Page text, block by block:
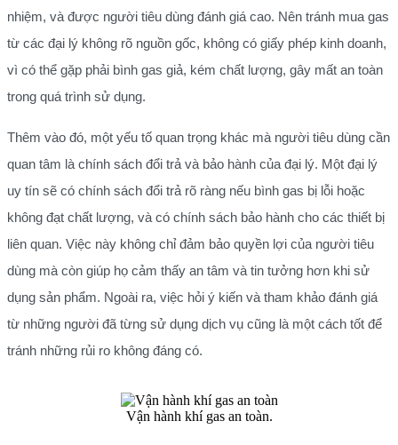
nhiệm, và được người tiêu dùng đánh giá cao. Nên tránh mua gas
từ các đại lý không rõ nguồn gốc, không có giấy phép kinh doanh,
vì có thể gặp phải bình gas giả, kém chất lượng, gây mất an toàn
trong quá trình sử dụng.
Thêm vào đó, một yếu tố quan trọng khác mà người tiêu dùng cần
quan tâm là chính sách đổi trả và bảo hành của đại lý. Một đại lý
uy tín sẽ có chính sách đổi trả rõ ràng nếu bình gas bị lỗi hoặc
không đạt chất lượng, và có chính sách bảo hành cho các thiết bị
liên quan. Việc này không chỉ đảm bảo quyền lợi của người tiêu
dùng mà còn giúp họ cảm thấy an tâm và tin tưởng hơn khi sử
dụng sản phẩm. Ngoài ra, việc hỏi ý kiến và tham khảo đánh giá
từ những người đã từng sử dụng dịch vụ cũng là một cách tốt để
tránh những rủi ro không đáng có.
Vận hành khí gas an toàn.